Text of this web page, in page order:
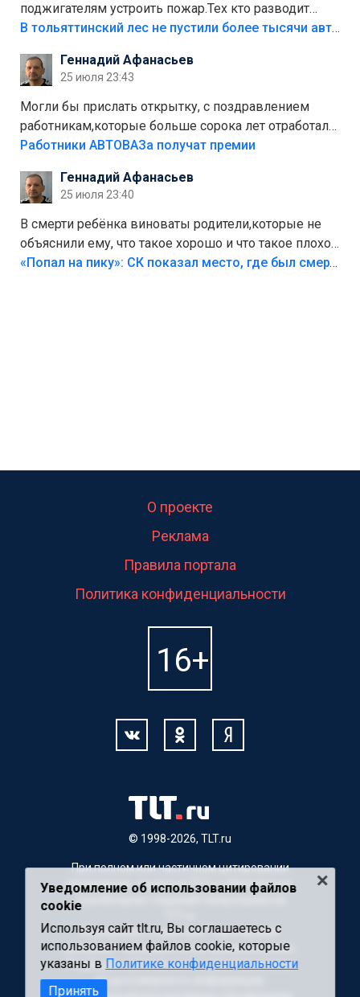
поджигателям устроить пожар.Тех кто разводит
костры,тех надо безбожно штрафовать.Камер полно
Штрафы мизерные.
В тольяттинский лес не пустили более тысячи автомобилей
Геннадий Афанасьев
25 июля 23:43
Могли бы прислать открытку, с поздравлением
работникам,которые больше сорока лет отработали
на предприятии.
Работники АВТОВАЗа получат премии
Геннадий Афанасьев
25 июля 23:40
В смерти ребёнка виноваты родители,которые не
объяснили ему, что такое хорошо и что такое плохо!
Лезть через такой забор,верх безумия,есть же
«Попал на пику»: СК показал место, где был смертельно травмирован ребенок в Тольятти
© 1998-2026, TLT.ru
О проекте
Реклама
Правила портала
Политика конфиденциальности
При полном или частичном цитировании
материалов, ссылка на TLT.ru обязательна.
Для Интернет-изданий гиперссылка на
Материалы с пометкой "Партнерский
материал" публикуются на правах рекламы.
Редакция сайта не несет ответственности
за достоверность информации,
Уведомление об использовании файлов
cookie
Используя сайт tlt.ru, Вы соглашаетесь с
использованием файлов cookie, которые
указаны в Политике конфиденциальности
Принять